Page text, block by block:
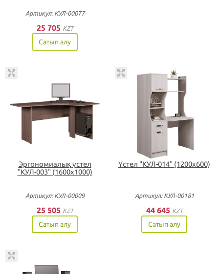
Артикул: КУЛ-00077
25 705 KZT
Сатып алу
Эргономиалық үстел
"КУЛ-003" (1600х1000)
Артикул: КУЛ-00009
25 505 KZT
Сатып алу
Үстел "КУЛ-014" (1200х600)
Артикул: КУЛ-00181
44 645 KZT
Сатып алу